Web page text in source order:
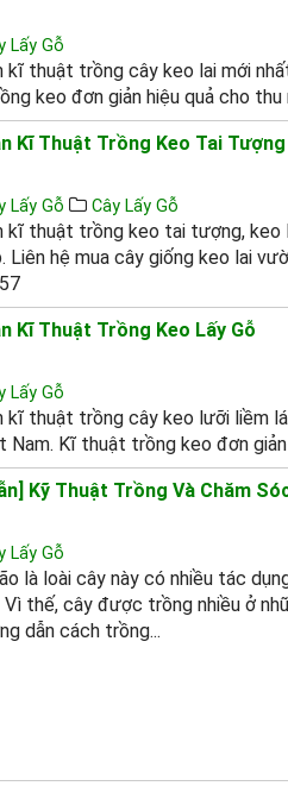
Lấy Gỗ
kĩ thuật trồng cây keo lai mới
keo đơn giản hiệu quả cho thu
Kĩ Thuật Trồng Keo Tai Tượng
Lấy Gỗ Cây Lấy Gỗ
kĩ thuật trồng keo tai tượng,
Liên hệ mua cây giống keo lai
Kĩ Thuật Trồng Keo Lấy Gỗ
Lấy Gỗ
kĩ thuật trồng cây keo lưỡi liềm
Nam. Kĩ thuật trồng keo đơn
Kỹ Thuật Trồng Và Chăm
Lấy Gỗ
là loài cây này có nhiều tác
thế, cây được trồng nhiều ở
dẫn cách trồng...